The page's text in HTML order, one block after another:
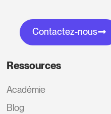
Contactez-nous
Ressources
Académie
Blog